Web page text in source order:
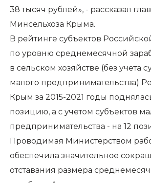
38 тысяч рублей», - рассказал
Минсельхоза Крыма.
В рейтинге субъектов
по уровню среднемесячной
в сельском хозяйстве (без учета
малого предпринимательства)
Крым за 2015-2021 годы
позицию, а с учетом субъектов
предпринимательства - на 12
Проводимая Министерством
обеспечила значительное
отставания размера